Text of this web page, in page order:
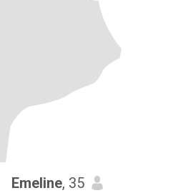
Emeline, 35